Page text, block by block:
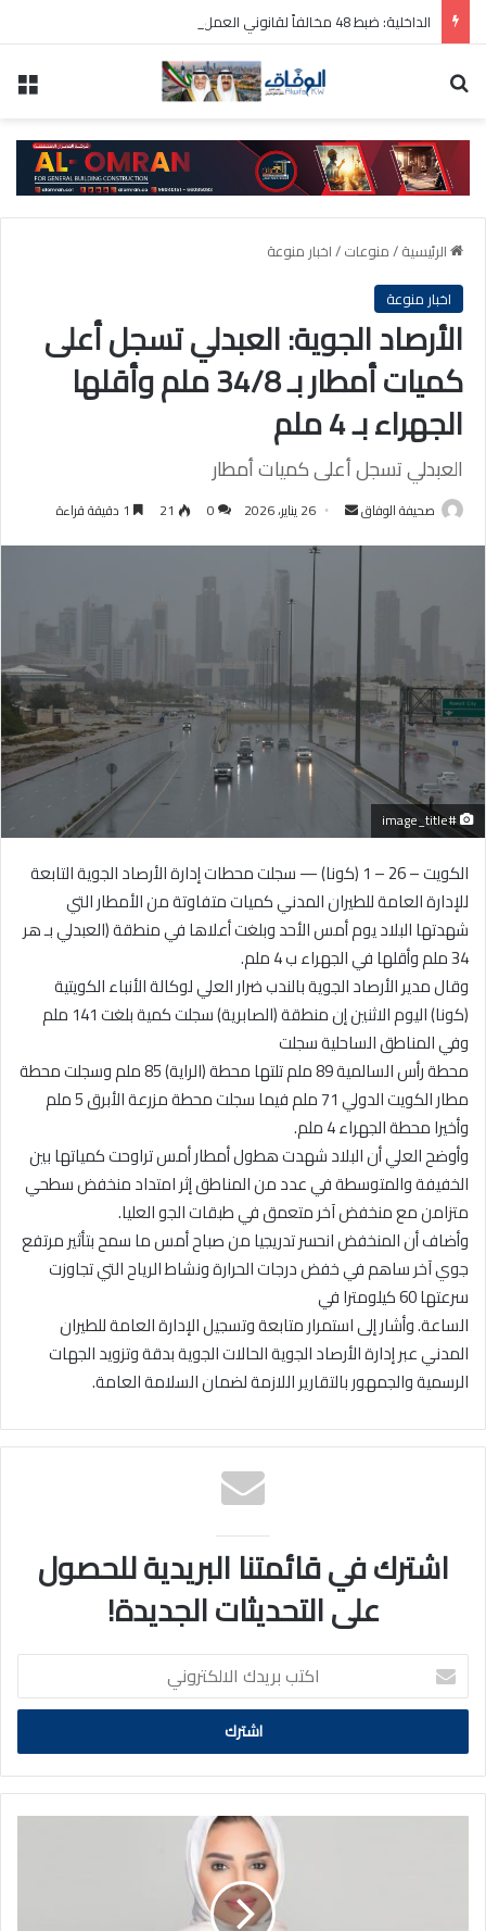
الداخلية: ضبط 48 مخالفاً لقانوني العمل والإقامة
الرئيسية/منوعات/اخبار منوعة
اخبار منوعة
الأرصاد الجوية: العبدلي تسجل أعلى
كميات أمطار بـ 34/8 ملم وأقلها
الجهراء بـ 4 ملم
العبدلي تسجل أعلى كميات أمطار
صحيفة الوفاق
أرسل
إلكترونيا
26 يناير، 2026 0
21
#image_title
الكويت – 26 – 1 (كونا) — سجلت محطات إدارة الأرصاد الجوية التابعة
للإدارة العامة للطيران المدني كميات متفاوتة من الأمطار التي
شهدتها البلاد يوم أمس الأحد وبلغت أعلاها في منطقة (العبدلي بـ هر
34 ملم وأقلها في الجهراء ب 4 ملم.
وقال مدير الأرصاد الجوية بالندب ضرار العلي لوكالة الأنباء الكويتية
(كونا) اليوم الاثنين إن منطقة (الصابرية) سجلت كمية بلغت 141 ملم
وفي المناطق الساحلية سجلت
محطة رأس السالمية 89 ملم تلتها محطة (الراية) 85 ملم وسجلت محطة
مطار الكويت الدولي 71 ملم فيما سجلت محطة مزرعة الأبرق 5 ملم
وأخيرا محطة الجهراء 4 ملم.
وأوضح العلي أن البلاد شهدت هطول أمطار أمس تراوحت كمياتها بين
الخفيفة والمتوسطة في عدد من المناطق إثر امتداد منخفض سطحي
متزامن مع منخفض آخر متعمق في طبقات الجو العليا.
وأضاف أن المنخفض انحسر تدريجيا من صباح أمس ما سمح بتأثير مرتفع
جوي آخر ساهم في خفض درجات الحرارة ونشاط الرياح التي تجاوزت
سرعتها 60 كيلومترا في
الساعة. وأشار إلى استمرار متابعة وتسجيل الإدارة العامة للطيران
المدني عبر إدارة الأرصاد الجوية الحالات الجوية بدقة وتزويد الجهات
الرسمية والجمهور بالتقارير اللازمة لضمان السلامة العامة.
اشترك في قائمتنا البريدية للحصول
على التحديثات الجديدة!
اكتب
بريدك
الالكتروني